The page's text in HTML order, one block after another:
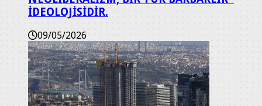
İDEOLOJİSİDİR.
09/05/2026